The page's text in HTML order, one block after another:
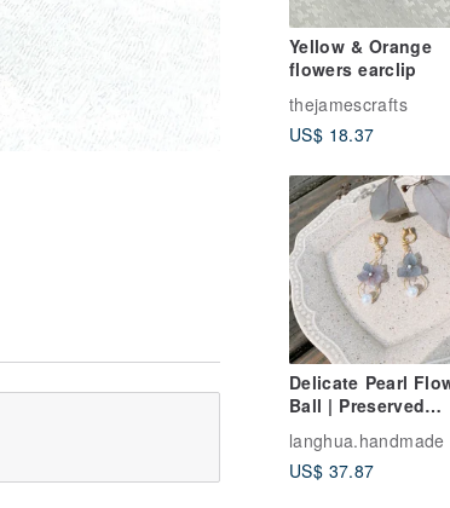
Yellow & Orange
flowers earclip
thejamescrafts
US$ 18.37
Delicate Pearl
Ball | Preserved
Flower Style | 2
Colors
langhua.handmade
US$ 37.87